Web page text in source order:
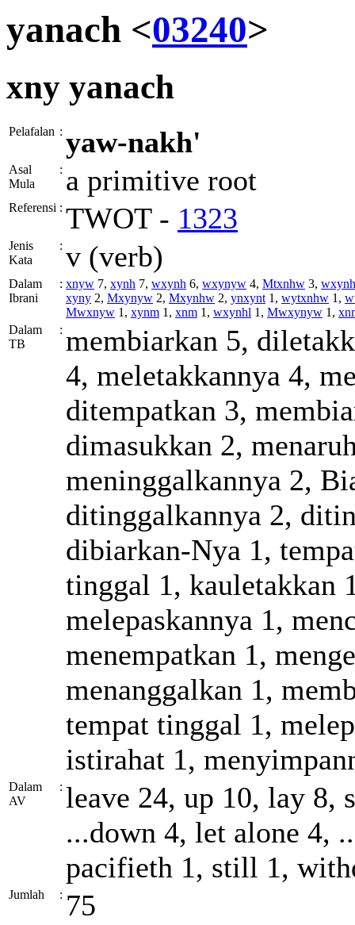
yanach <03240>
xny yanach
Pelafalan : yaw-nakh'
Asal
Mula
: a primitive root
Referensi : TWOT - 1323
Jenis
Kata
: v (verb)
Dalam
Ibrani
: xnyw 7, xynh 7, wxynh 6, wxynyw 4, Mtxnhw 3,
xyny 2, Mxynyw 2, Mxynhw 2, ynxynt 1, wytxnhw 1,
Mwxnyw 1, xynm 1, xnm 1, wxynhl 1, Mwxynyw 1,
Dalam
TB
: membiarkan 5,
4, meletakkannya 4,
ditempatkan 3,
dimasukkan 2,
meninggalkannya 2,
ditinggalkannya 2,
dibiarkan-Nya 1,
tinggal 1, kauletakkan
melepaskannya 1,
menempatkan 1,
menanggalkan 1,
tempat tinggal 1,
istirahat 1,
Dalam
AV
: leave 24, up 10, lay 8,
...down 4, let alone 4,
pacifieth 1, still 1,
Jumlah : 75